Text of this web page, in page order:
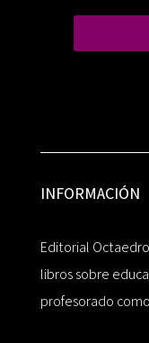
INFORMACIÓN
Editorial
libros sobre
profesorado